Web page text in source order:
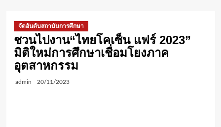
จัดอันดับสถาบันการศึกษา
ชวนไปงาน“ไทยโคเซ็น แฟร์ 2023”
มิติใหม่การศึกษาเชื่อมโยงภาค
อุตสาหกรรม
admin 20/11/2023